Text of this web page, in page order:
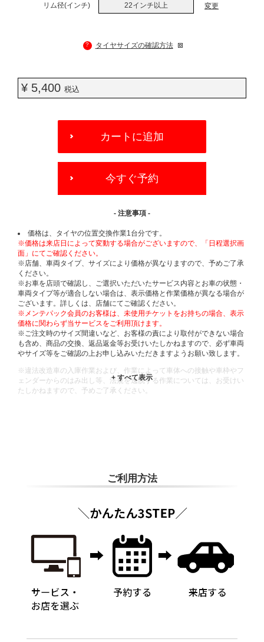
リム径(インチ) 22インチ以上 変更
? タイヤサイズの確認方法
¥ 5,400 税込
OPTIONS
カートに追加
今すぐ予約
- 注意事項 -
価格は、タイヤの位置交換作業1台分です。
※価格は来店日によって変動する場合がございますので、「日程選択画
面」にてご確認ください。
※店舗、車両タイプ、サイズにより価格が異なりますので、予めご了承
ください。
※お車を店頭で確認し、ご選択いただいたサービス内容とお車の状態・
車両タイプ等が適合しない場合は、表示価格と作業価格が異なる場合が
ございます。詳しくは、店舗にてご確認ください。
※メンテパック会員のお客様は、未使用チケットをお持ちの場合、表示
価格に関わらず当サービスをご利用頂けます。
※ご注文時のサイズ間違いなど、お客様の責により取付ができない場合
も含め、商品の交換、返品返金等お受けいたしかねますので、必ず車両
やサイズ等をご確認の上お申し込みいただきますようお願い致します。
※違法改造車の入庫作業および、作業によって車体への接触や車枠やフ
ェンダーからのはみ出し等、法規を逸脱する作業については、お受けい
たしかねますので、予めご了承ください。
ご利用方法